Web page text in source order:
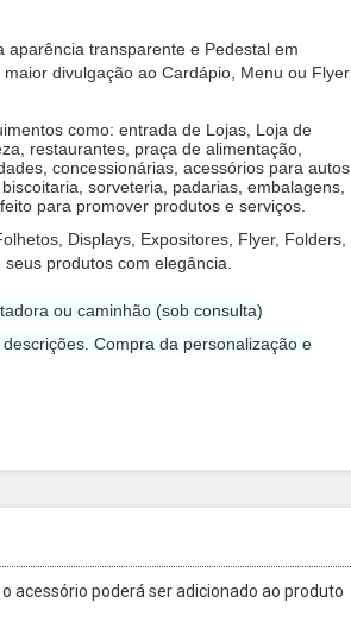
transparente e Pedestal em
divulgação ao Cardápio, Menu ou Flyer
como: entrada de Lojas, Loja de
restaurantes, praça de alimentação,
concessionárias, acessórios para autos
sorveteria, padarias, embalagens,
para promover produtos e serviços.
Displays, Expositores, Flyer, Folders,
produtos com elegância.
ou caminhão (sob consulta)
Compra da personalização e
acessório poderá ser adicionado ao produto